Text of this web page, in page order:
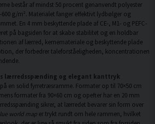
består af mindst 50 procent genanvendt polyester
g/m². Materialet fanger effektivt lydbølger og
En 4 mm beskyttende plade af CE-, M1- og PEFC-
på bagsiden for at skabe stabilitet og en holdbar
af lærred, kernemateriale og beskyttende plade
der forbedrer taleforståeligheden, koncentrationen
lærredsspænding og elegant kanttryk
en solid fyrretræsramme. Formater op til 70×50 cm
formater fra 90×60 cm og opefter har en 20 mm
sikrer, at lærredet bevarer sin form over
world map er trykt rundt om hele rammen, hvilket